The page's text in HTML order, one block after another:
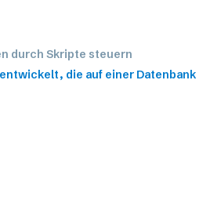
durch Skripte steuern
die auf einer Datenbank